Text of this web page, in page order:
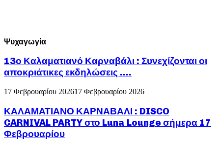
Ψυχαγωγία
13ο Καλαματιανό Καρναβάλι : Συνεχίζονται οι
αποκριάτικες εκδηλώσεις ….
17 Φεβρουαρίου 202617 Φεβρουαρίου 2026
ΚΑΛΑΜΑΤΙΑΝΟ ΚΑΡΝΑΒΑΛΙ : DISCO
CARNIVAL PARTY στο Luna Lounge σήμερα 17
Φεβρουαρίου